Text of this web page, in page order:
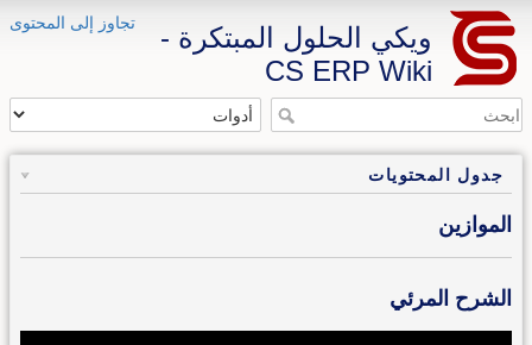
تجاوز إلى المحتوى
ويكي الحلول المبتكرة -
CS ERP Wiki
جدول المحتويات
الموازين
الشرح المرئي